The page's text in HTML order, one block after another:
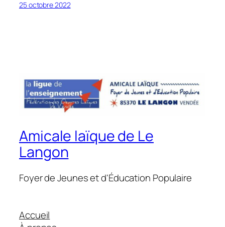
25 octobre 2022
Amicale laïque de Le
Langon
Foyer de Jeunes et d'Éducation Populaire
Accueil